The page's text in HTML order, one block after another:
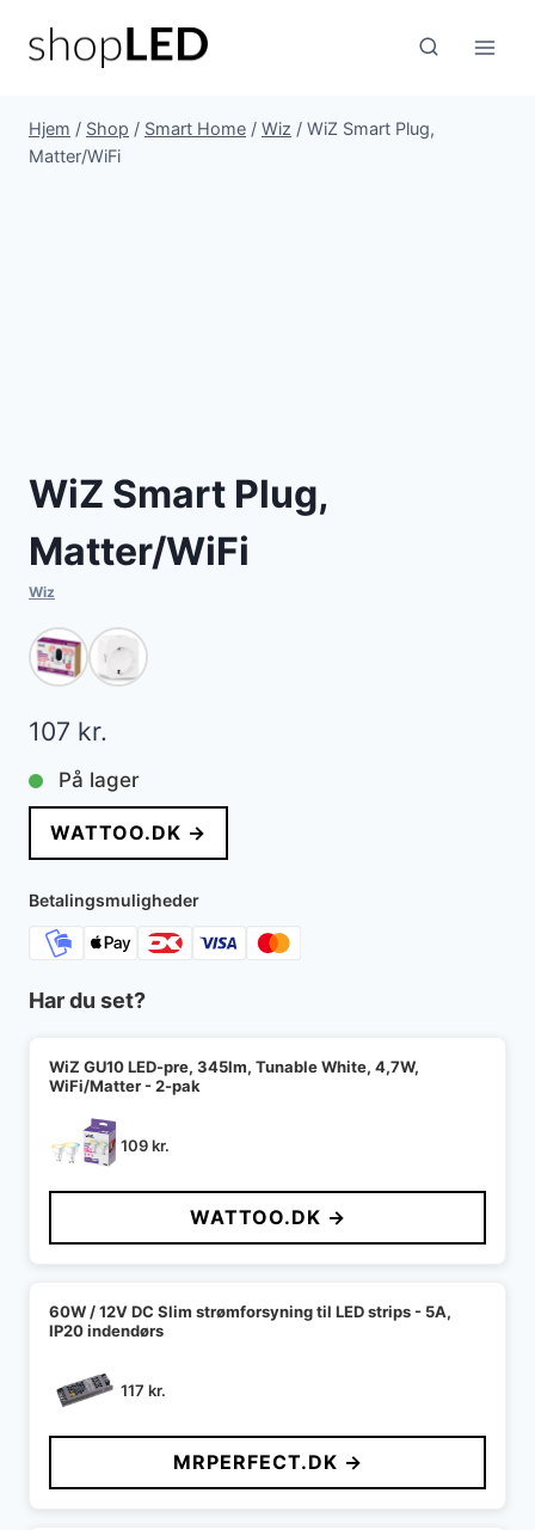
Hjem / Shop / Smart Home / Wiz / WiZ Smart Plug,
Matter/WiFi
WiZ Smart Plug,
Matter/WiFi
Wiz
107 kr.
På lager
WATTOO.DK →
Betalingsmuligheder
Har du set?
WiZ GU10 LED-pre, 345lm, Tunable White, 4,7W,
WiFi/Matter - 2-pak
109kr.
WATTOO.DK →
60W / 12V DC Slim strømforsyning til LED strips - 5A,
IP20 indendørs
117 kr.
MRPERFECT.DK →